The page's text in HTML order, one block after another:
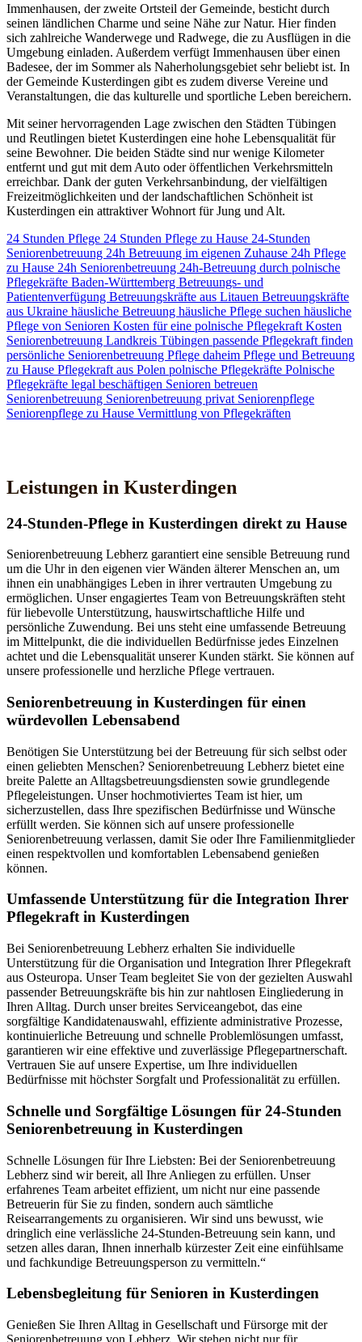
Immenhausen, der zweite Ortsteil der Gemeinde, besticht durch
seinen ländlichen Charme und seine Nähe zur Natur. Hier finden
sich zahlreiche Wanderwege und Radwege, die zu Ausflügen in die
Umgebung einladen. Außerdem verfügt Immenhausen über einen
Badesee, der im Sommer als Naherholungsgebiet sehr beliebt ist. In
der Gemeinde Kusterdingen gibt es zudem diverse Vereine und
Veranstaltungen, die das kulturelle und sportliche Leben bereichern.
Mit seiner hervorragenden Lage zwischen den Städten Tübingen
und Reutlingen bietet Kusterdingen eine hohe Lebensqualität für
seine Bewohner. Die beiden Städte sind nur wenige Kilometer
entfernt und gut mit dem Auto oder öffentlichen Verkehrsmitteln
erreichbar. Dank der guten Verkehrsanbindung, der vielfältigen
Freizeitmöglichkeiten und der landschaftlichen Schönheit ist
Kusterdingen ein attraktiver Wohnort für Jung und Alt.
24 Stunden Pflege 24 Stunden Pflege zu Hause 24-Stunden
Seniorenbetreuung 24h Betreuung im eigenen Zuhause 24h Pflege
zu Hause 24h Seniorenbetreuung 24h-Betreuung durch polnische
Pflegekräfte Baden-Württemberg Betreuungs- und
Patientenverfügung Betreuungskräfte aus Litauen Betreuungskräfte
aus Ukraine häusliche Betreuung häusliche Pflege suchen häusliche
Pflege von Senioren Kosten für eine polnische Pflegekraft Kosten
Seniorenbetreuung Landkreis Tübingen passende Pflegekraft finden
persönliche Seniorenbetreuung Pflege daheim Pflege und Betreuung
zu Hause Pflegekraft aus Polen polnische Pflegekräfte Polnische
Pflegekräfte legal beschäftigen Senioren betreuen
Seniorenbetreuung Seniorenbetreuung privat Seniorenpflege
Seniorenpflege zu Hause Vermittlung von Pflegekräften
Leistungen in Kusterdingen
24-Stunden-Pflege in Kusterdingen direkt zu Hause
Seniorenbetreuung Lebherz garantiert eine sensible Betreuung rund
um die Uhr in den eigenen vier Wänden älterer Menschen an, um
ihnen ein unabhängiges Leben in ihrer vertrauten Umgebung zu
ermöglichen. Unser engagiertes Team von Betreuungskräften steht
für liebevolle Unterstützung, hauswirtschaftliche Hilfe und
persönliche Zuwendung. Bei uns steht eine umfassende Betreuung
im Mittelpunkt, die die individuellen Bedürfnisse jedes Einzelnen
achtet und die Lebensqualität unserer Kunden stärkt. Sie können auf
unsere professionelle und herzliche Pflege vertrauen.
Senioren­betreuung in Kusterdingen für einen
würdevollen Lebensabend
Benötigen Sie Unterstützung bei der Betreuung für sich selbst oder
einen geliebten Menschen? Seniorenbetreuung Lebherz bietet eine
breite Palette an Alltagsbetreuungsdiensten sowie grundlegende
Pflegeleistungen. Unser hochmotiviertes Team ist hier, um
sicherzustellen, dass Ihre spezifischen Bedürfnisse und Wünsche
erfüllt werden. Sie können sich auf unsere professionelle
Seniorenbetreuung verlassen, damit Sie oder Ihre Familienmitglieder
einen respektvollen und komfortablen Lebensabend genießen
können.
Umfassende Unterstützung für die Integration Ihrer
Pflegekraft in Kusterdingen
Bei Seniorenbetreuung Lebherz erhalten Sie individuelle
Unterstützung für die Organisation und Integration Ihrer Pflegekraft
aus Osteuropa. Unser Team begleitet Sie von der gezielten Auswahl
passender Betreuungskräfte bis hin zur nahtlosen Eingliederung in
Ihren Alltag. Durch unser breites Serviceangebot, das eine
sorgfältige Kandidatenauswahl, effiziente administrative Prozesse,
kontinuierliche Betreuung und schnelle Problemlösungen umfasst,
garantieren wir eine effektive und zuverlässige Pflegepartnerschaft.
Vertrauen Sie auf unsere Expertise, um Ihre individuellen
Bedürfnisse mit höchster Sorgfalt und Professionalität zu erfüllen.
Schnelle und Sorgfältige Lösungen für 24-Stunden
Seniorenbetreuung in Kusterdingen
Schnelle Lösungen für Ihre Liebsten: Bei der Seniorenbetreuung
Lebherz sind wir bereit, all Ihre Anliegen zu erfüllen. Unser
erfahrenes Team arbeitet effizient, um nicht nur eine passende
Betreuerin für Sie zu finden, sondern auch sämtliche
Reisearrangements zu organisieren. Wir sind uns bewusst, wie
dringlich eine verlässliche 24-Stunden-Betreuung sein kann, und
setzen alles daran, Ihnen innerhalb kürzester Zeit eine einfühlsame
und fachkundige Betreuungsperson zu vermitteln.“
Lebensbegleitung für Senioren in Kusterdingen
Genießen Sie Ihren Alltag in Gesellschaft und Fürsorge mit der
Seniorenbetreuung von Lebherz. Wir stehen nicht nur für